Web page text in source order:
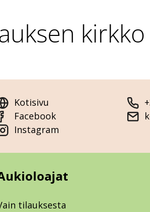
kirkko
Kotisivu
Facebook
Instagram
tilauksesta